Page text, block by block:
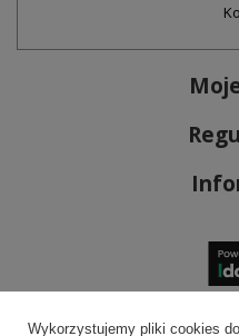
Wykorzystujemy pliki cookies do